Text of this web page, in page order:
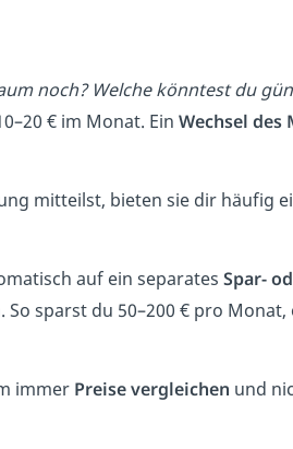
noch? Welche könntest du
€ im Monat. Ein Wechsel
mitteilst, bieten sie dir häufig
auf ein separates Spar-
sparst du 50–200 € pro
immer Preise vergleichen und